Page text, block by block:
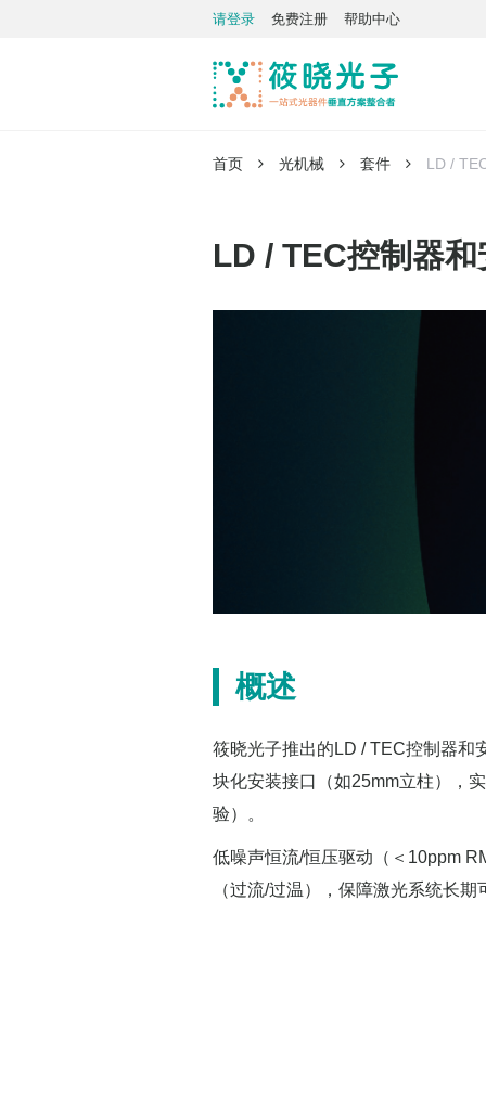
请登录 免费注册 帮助中心
首页 光机械 套件 LD /
LD / TEC控制器
概述
筱晓光子推出的LD / TEC控制器和
块化安装接口（如25mm立柱），
验）。
低噪声恒流/恒压驱动（＜10ppm
（过流/过温），保障激光系统长期